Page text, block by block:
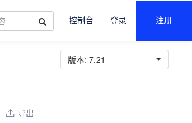
控制台 登录 注册
导出
版本: